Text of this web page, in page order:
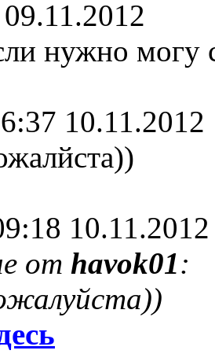
нужно могу
10.11.2012
10.11.2012
от havok01: